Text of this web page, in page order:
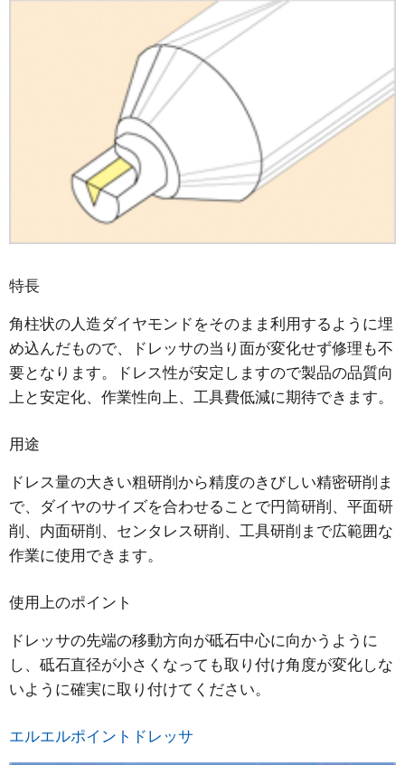
特長
角柱状の人造ダイヤモンドをそのまま利用するように埋
め込んだもので、ドレッサの当り面が変化せず修理も不
要となります。ドレス性が安定しますので製品の品質向
上と安定化、作業性向上、工具費低減に期待できます。
用途
ドレス量の大きい粗研削から精度のきびしい精密研削ま
で、ダイヤのサイズを合わせることで円筒研削、平面研
削、内面研削、センタレス研削、工具研削まで広範囲な
作業に使用できます。
使用上のポイント
ドレッサの先端の移動方向が砥石中心に向かうように
し、砥石直径が小さくなっても取り付け角度が変化しな
いように確実に取り付けてください。
エルエルポイントドレッサ